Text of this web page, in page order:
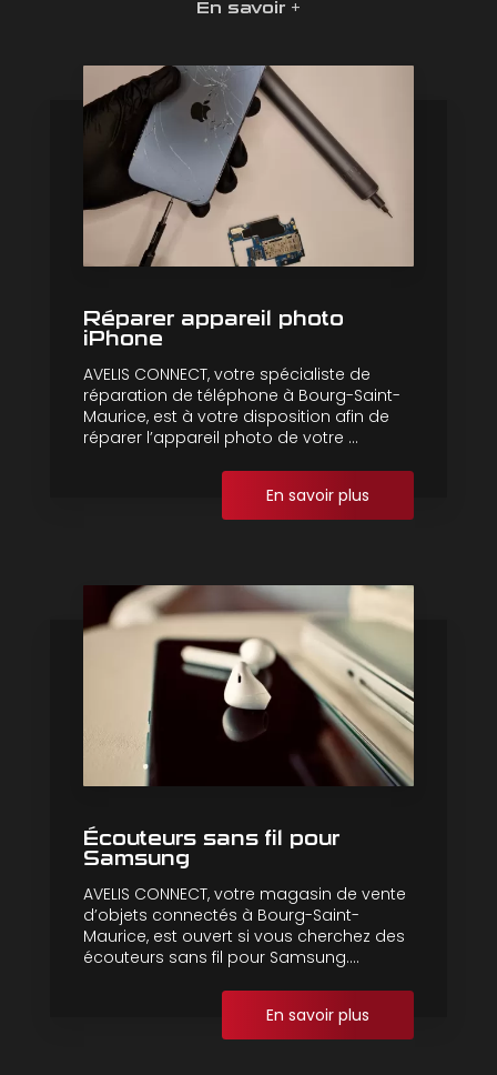
En savoir +
Réparer appareil photo
iPhone
AVELIS CONNECT, votre spécialiste de
réparation de téléphone à Bourg-Saint-
Maurice, est à votre disposition afin de
réparer l’appareil photo de votre ...
En savoir plus
Écouteurs sans fil pour
Samsung
AVELIS CONNECT, votre magasin de vente
d’objets connectés à Bourg-Saint-
Maurice, est ouvert si vous cherchez des
écouteurs sans fil pour Samsung....
En savoir plus